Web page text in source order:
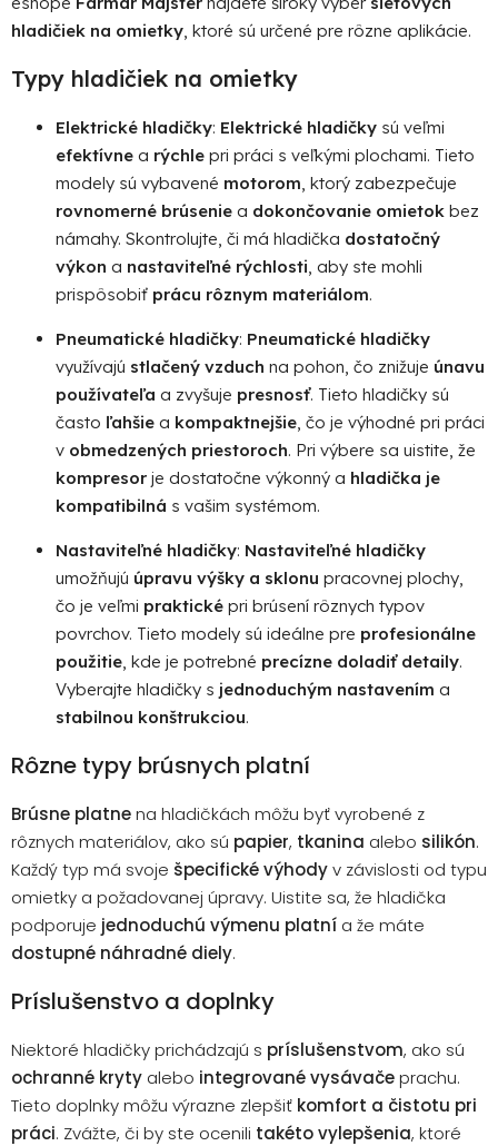
e
r
k
y
v
ý
p
i
s
u
hladičiek na omietky, ktoré sú určené pre rôzne aplikácie.
Typy hladičiek na omietky
Elektrické hladičky: Elektrické hladičky sú veľmi
efektívne a rýchle pri práci s veľkými plochami. Tieto
modely sú vybavené motorom, ktorý zabezpečuje
rovnomerné brúsenie a dokončovanie omietok bez
námahy. Skontrolujte, či má hladička dostatočný
výkon a nastaviteľné rýchlosti, aby ste mohli
prispôsobiť prácu rôznym materiálom.
Pneumatické hladičky: Pneumatické hladičky
využívajú stlačený vzduch na pohon, čo znižuje únavu
používateľa a zvyšuje presnosť. Tieto hladičky sú
často ľahšie a kompaktnejšie, čo je výhodné pri práci
v obmedzených priestoroch. Pri výbere sa uistite, že
kompresor je dostatočne výkonný a hladička je
kompatibilná s vašim systémom.
Nastaviteľné hladičky: Nastaviteľné hladičky
umožňujú úpravu výšky a sklonu pracovnej plochy,
čo je veľmi praktické pri brúsení rôznych typov
povrchov. Tieto modely sú ideálne pre profesionálne
použitie, kde je potrebné precízne doladiť detaily.
Vyberajte hladičky s jednoduchým nastavením a
stabilnou konštrukciou.
Rôzne typy brúsnych platní
Brúsne platnena hladičkách môžu byť vyrobené z
rôznych materiálov, ako sú papier, tkanina alebo silikón.
Každý typ má svoje špecifické výhodyv závislosti od typu
omietky a požadovanej úpravy. Uistite sa, že hladička
podporuje jednoduchú výmenu platní a že máte
dostupné náhradné diely.
Príslušenstvo a doplnky
Niektoré hladičky prichádzajú s príslušenstvom, ako sú
ochranné kryty alebo integrované vysávačeprachu.
Tieto doplnky môžu výrazne zlepšiť komfort a čistotu pri
práci. Zvážte, či by ste ocenili takéto vylepšenia, ktoré